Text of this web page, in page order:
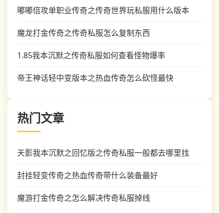
嘟嘟倍攻单职业传奇之传奇世界玩私服用什么版本
魔龙打金传奇之传奇私服怎么复制东西
1.85我本沉默之传奇私服如何查看怪物爆率
帝王神话轻中变版本之热血传奇怎么砍怪最快
热门文章
天影我本沉默之回忆版之传奇私服一般都去哪里找
封挂轻变传奇之热血传奇带什么装备最好
魔游打金传奇之怎么解决传奇私服掉线